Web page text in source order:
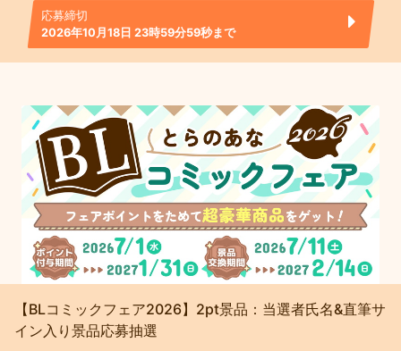
応募締切
2026年10月18日 23時59分59秒まで
【BLコミックフェア2026】2pt景品：当選者氏名&直筆サ
イン入り景品応募抽選